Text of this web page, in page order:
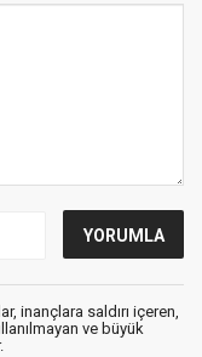
inançlara saldırı içeren,
ve büyük